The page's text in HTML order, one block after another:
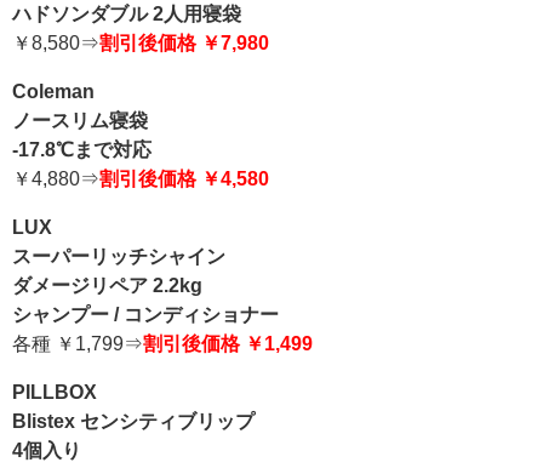
ハドソンダブル 2人用寝袋
￥8,580⇒割引後価格 ￥7,980
Coleman
ノースリム寝袋
-17.8℃まで対応
￥4,880⇒割引後価格 ￥4,580
LUX
スーパーリッチシャイン
ダメージリペア 2.2kg
シャンプー / コンディショナー
各種 ￥1,799⇒割引後価格 ￥1,499
PILLBOX
Blistex センシティブリップ
4個入り